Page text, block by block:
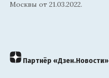
Москвы от 21.03.2022.
Партнёр «Дзен.Новости»